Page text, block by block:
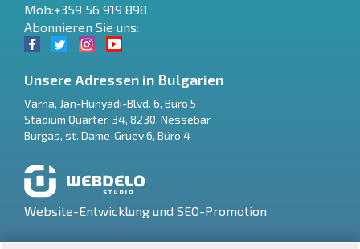
$
Mob:+359 56 919 898
Abonnieren Sie uns:
Unsere Adressen in Bulgarien
Varna, Jan-Hunyadi-Blvd. 6, Büro 5
Stadium Quarter, 34, 8230, Nessebar
Burgas, st. Dame‑Gruev 6, Büro 4
Website-Entwicklung und SEO-Promotion